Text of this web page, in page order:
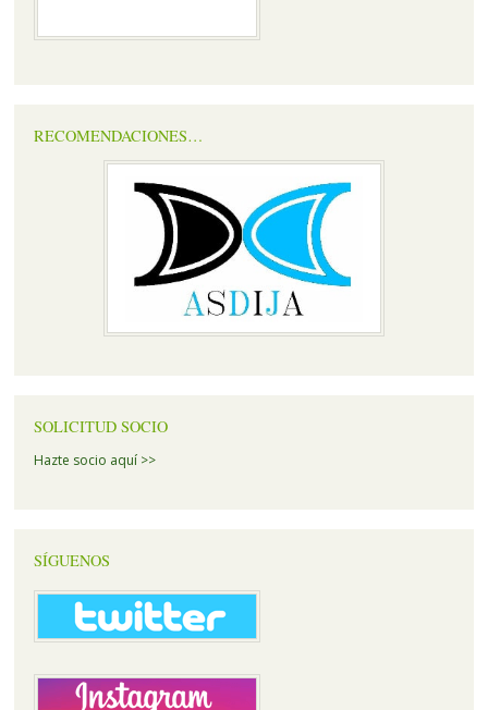
RECOMENDACIONES…
SOLICITUD SOCIO
Hazte socio aquí >>
SÍGUENOS